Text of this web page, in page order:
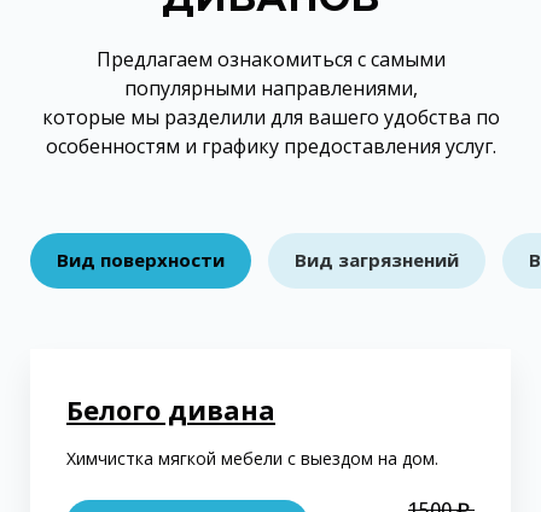
Предлагаем ознакомиться с самыми
популярными направлениями,
которые мы разделили для вашего удобства по
особенностям и графику предоставления услуг.
Вид поверхности Вид загрязнений
Белого дивана
Химчистка мягкой мебели с выездом на дом.